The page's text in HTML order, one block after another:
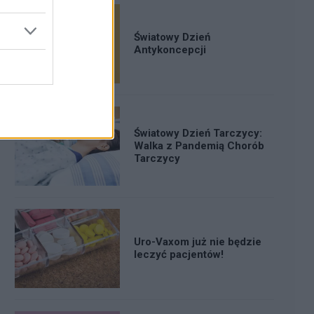
Światowy Dzień
Antykoncepcji
Światowy Dzień Tarczycy:
Walka z Pandemią Chorób
Tarczycy
Uro-Vaxom już nie będzie
leczyć pacjentów!